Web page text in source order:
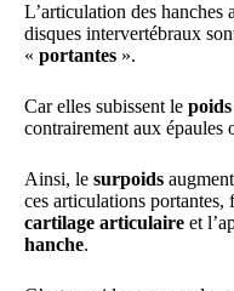
L’articulation des hanches
disques intervertébraux
« portantes ».
Car elles subissent le
contrairement aux épaules
Ainsi, le surpoids
ces articulations portantes,
cartilage articulaire et
hanche.